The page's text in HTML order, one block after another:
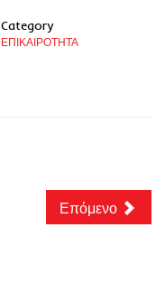
Category
ΕΠΙΚΑΙΡΟΤΗΤΑ
Επόμενο